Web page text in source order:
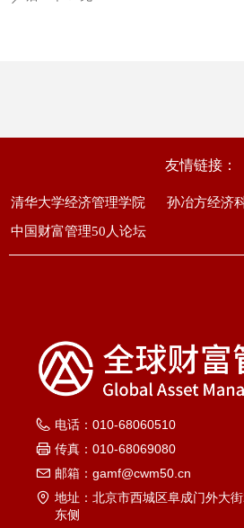
电话： 010-68060510
传真： 010-68069080
邮箱： gamf@cwm50.cn
地址： 北京市西城区阜成门外大
东侧
友情链接：
清华大学经济管理学院
孙冶方经济
中国财富管理50人论坛